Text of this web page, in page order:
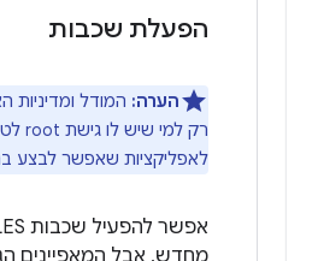
הפעלת שכבות
הערה:
לאפליקציות שאפשר לבצע
מחדש, אבל המאפיינים